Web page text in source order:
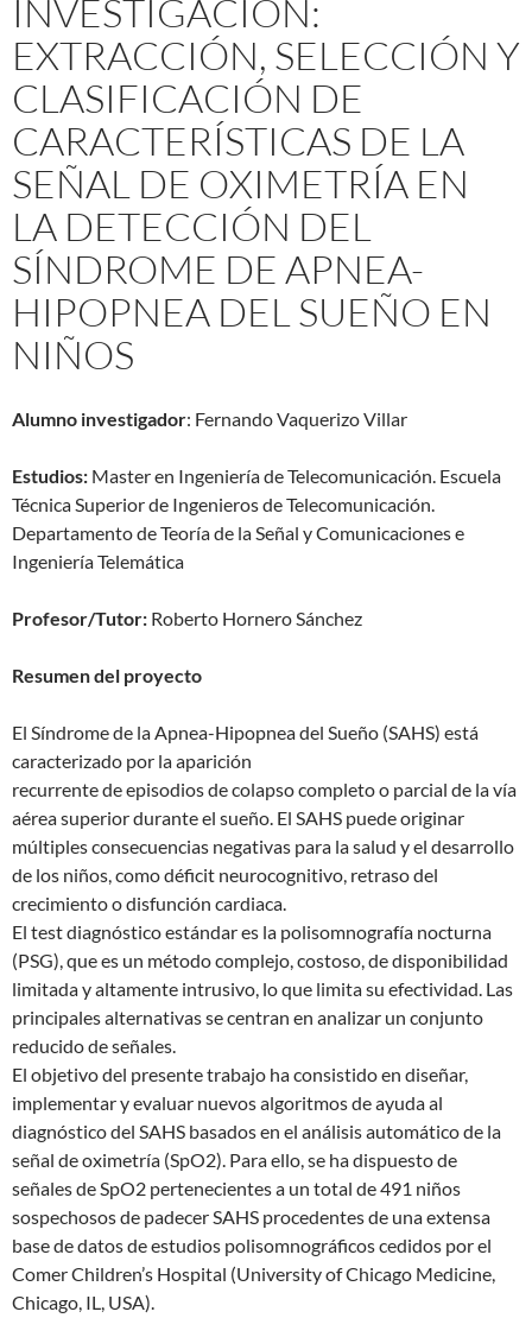
INVESTIGACIÓN:
EXTRACCIÓN, SELECCIÓN Y
CLASIFICACIÓN DE
CARACTERÍSTICAS DE LA
SEÑAL DE OXIMETRÍA EN
LA DETECCIÓN DEL
SÍNDROME DE APNEA-
HIPOPNEA DEL SUEÑO EN
NIÑOS​
Alumno investigador: Fernando Vaquerizo Villar
Estudios: Master en Ingeniería de Telecomunicación. Escuela
Técnica Superior de Ingenieros de Telecomunicación.
Departamento de Teoría de la Señal y Comunicaciones e
Ingeniería Telemática
Profesor/Tutor: Roberto Hornero Sánchez
Resumen del proyecto
El Síndrome de la Apnea-Hipopnea del Sueño (SAHS) está
caracterizado por la aparición
recurrente de episodios de colapso completo o parcial de la vía
aérea superior durante el sueño. El SAHS puede originar
múltiples consecuencias negativas para la salud y el desarrollo
de los niños, como déficit neurocognitivo, retraso del
crecimiento o disfunción cardiaca.
El test diagnóstico estándar es la polisomnografía nocturna
(PSG), que es un método complejo, costoso, de disponibilidad
limitada y altamente intrusivo, lo que limita su efectividad. Las
principales alternativas se centran en analizar un conjunto
reducido de señales.
El objetivo del presente trabajo ha consistido en diseñar,
implementar y evaluar nuevos algoritmos de ayuda al
diagnóstico del SAHS basados en el análisis automático de la
señal de oximetría (SpO2). Para ello, se ha dispuesto de
señales de SpO2 pertenecientes a un total de 491 niños
sospechosos de padecer SAHS procedentes de una extensa
base de datos de estudios polisomnográficos cedidos por el
Comer Children’s Hospital (University of Chicago Medicine,
Chicago, IL, USA).